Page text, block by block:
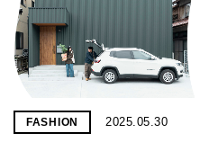
FASHION 2025.05.30